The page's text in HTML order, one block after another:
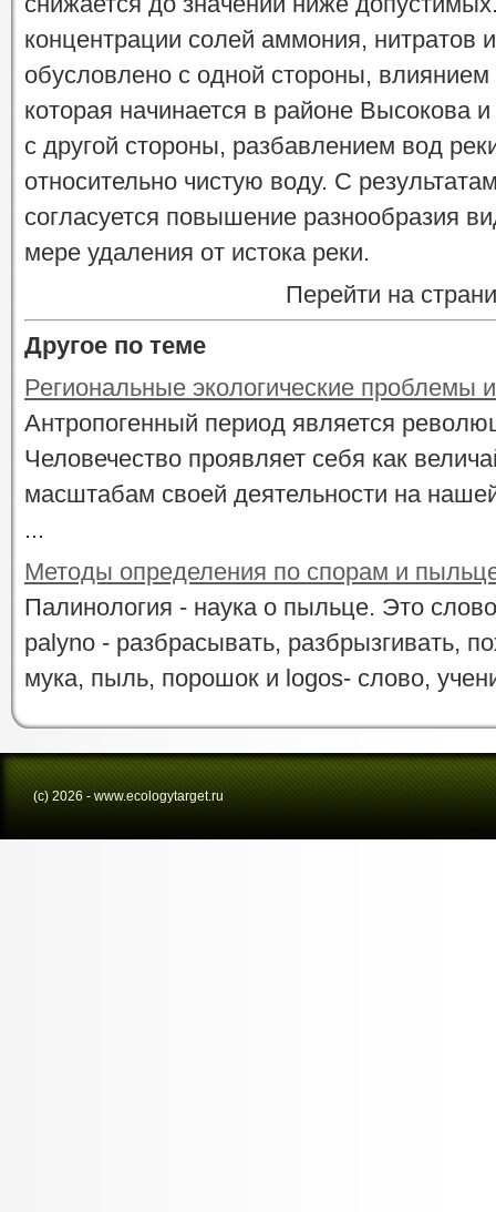
концентрации солей аммония, нитратов
обусловлено с одной стороны,
которая начинается в районе Высокова
с другой стороны, разбавлением вод
относительно чистую воду. С
согласуется повышение разнообразия
мере удаления от истока реки.
Перейти на
Другое по теме
Региональные экологические проблемы
Антропогенный период является
Человечество проявляет себя как
масштабам своей деятельности на
...
Методы определения по спорам и
Палинология - наука о пыльце. Это
palyno - разбрасывать, разбрызгивать,
мука, пыль, порошок и logos- слово,
(с) 2026 - www.ecologytarget.ru